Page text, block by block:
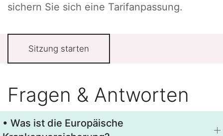
sichern Sie sich eine Tarifanpassung.
Sitzung starten
Fragen & Antworten
• Was ist die Europäische